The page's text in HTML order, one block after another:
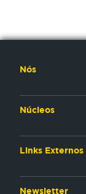
Nós
Núcleos
Links Externos
Newsletter